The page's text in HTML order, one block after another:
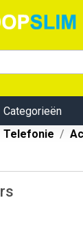
Categorieën
Telefonie